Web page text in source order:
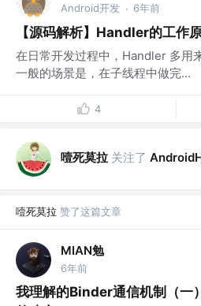
Android开发 · 6年前
【源码解析】Handler的工作
在日常开发过程中，Handler 多用
一般的场景是，在子线程中做完...
4
噎死莫拉 关注了
噎死莫拉 赞了这篇文章
MIAN勉
6年前
我理解的Binder通信机制（